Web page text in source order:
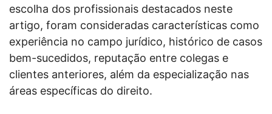
escolha dos profissionais destacados neste
artigo, foram consideradas características como
experiência no campo jurídico, histórico de casos
bem-sucedidos, reputação entre colegas e
clientes anteriores, além da especialização nas
áreas específicas do direito.